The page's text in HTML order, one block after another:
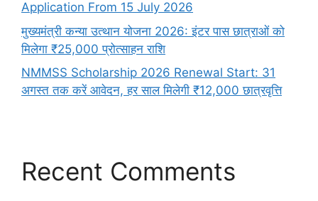
Application From 15 July 2026
मुख्यमंत्री कन्या उत्थान योजना 2026: इंटर पास छात्राओं को
मिलेगा ₹25,000 प्रोत्साहन राशि
NMMSS Scholarship 2026 Renewal Start: 31
अगस्त तक करें आवेदन, हर साल मिलेगी ₹12,000 छात्रवृत्ति
Recent Comments